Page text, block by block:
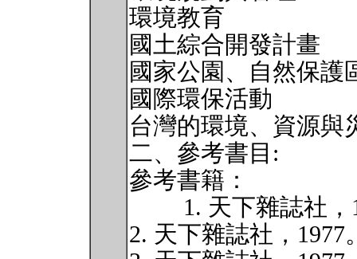
環境教育
國土綜合開發計畫
國家公園、自然保護
國際環保活動
台灣的環境、資源與
二、參考書目:
參考書籍：
1. 天下雜誌社，
2. 天下雜誌社，1977